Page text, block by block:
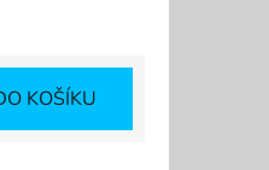
KOŠÍKU